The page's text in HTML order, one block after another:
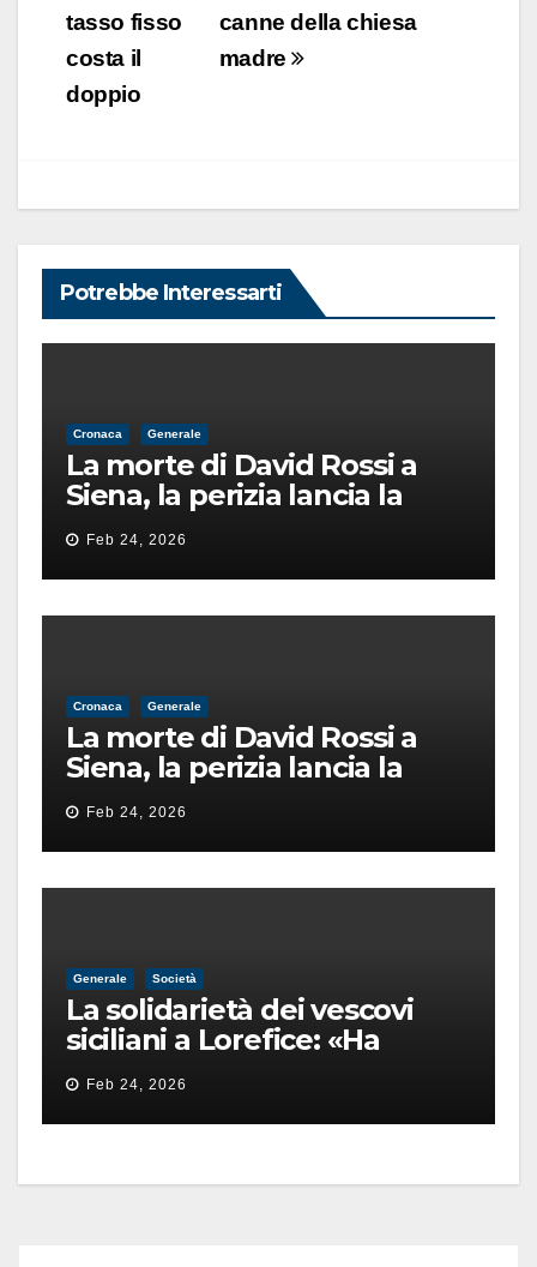
canne della chiesa
madre
tasso fisso
costa il
doppio
Potrebbe Interessarti
Cronaca Generale
La morte di David Rossi a
Siena, la perizia lancia la
pista di un’intimidazione
finita male
Feb 24, 2026
Cronaca Generale
La morte di David Rossi a
Siena, la perizia lancia la
pista di un’intimidazione
finita male
Feb 24, 2026
Generale Società
La solidarietà dei vescovi
siciliani a Lorefice: «Ha
difeso il valore e la dignità
dell’umanità»
Feb 24, 2026